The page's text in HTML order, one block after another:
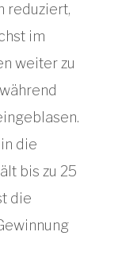
reduziert,
im
weiter zu
die
bis zu 25
die